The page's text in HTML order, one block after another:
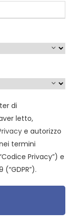
di
letto,
e autorizzo
termini
Privacy”) e